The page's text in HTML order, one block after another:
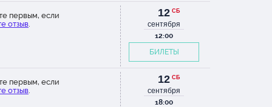
с
с
первым, если
отзыв.
12 СБ
сентября
12:00
БИЛЕТЫ
первым, если
отзыв.
12 СБ
сентября
18:00